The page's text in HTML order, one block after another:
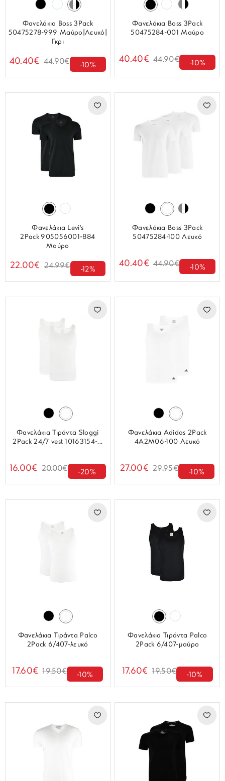
Φανελάκια Boss 3Pack
50475278-999 Μαύρο|Λευκό|
Γκρι
40.40€ 44.90€ -10%
Φανελάκια Boss 3Pack
50475284-001 Μαύρο
40.40€ 44.90€ -10%
Φανελάκια Levi's
2Pack 905056001-884
Μαύρο
22.00€ 24.99€ -12%
Φανελάκια Boss 3Pack
50475284-100 Λευκό
40.40€ 44.90€ -10%
Φανελάκια Τιράντα Sloggi
2Pack 24/7 vest 10163154-...
16.00€ 20.00€ -20%
Φανελάκια Adidas 2Pack
4A2M06-100 Λευκό
27.00€ 29.95€ -10%
Φανελάκια Τιράντα Palco
2Pack 6/407-λευκό
17.60€ 19.50€ -10%
Φανελάκια Τιράντα Palco
2Pack 6/407-μαύρο
17.60€ 19.50€ -10%